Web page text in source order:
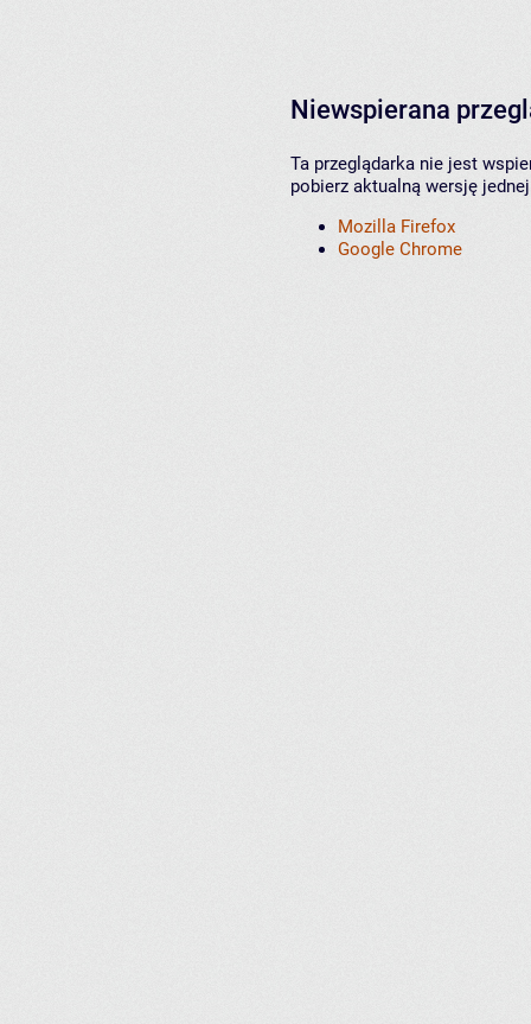
Niewspierana
Ta przeglądarka nie jest
pobierz aktualną wersję
Mozilla Firefox
Google Chrome